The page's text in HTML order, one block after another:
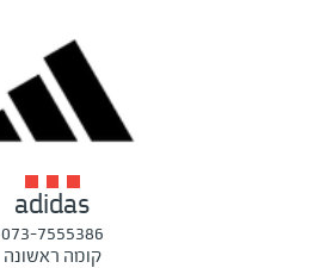
adidas
073-7555386
קומה ראשונה